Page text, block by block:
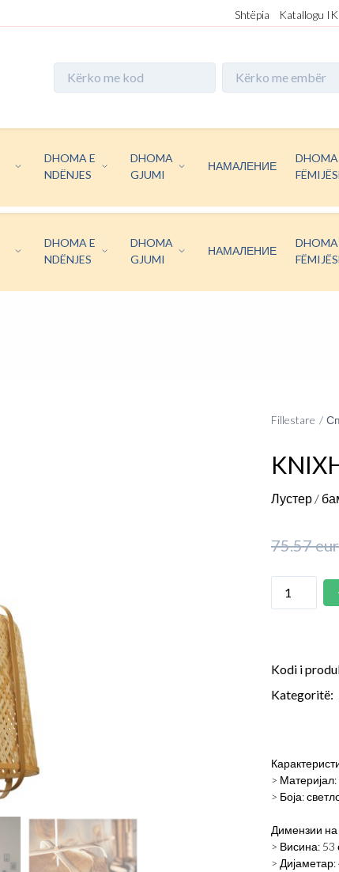
Shtëpia Katallogu
DHOMA E
NDËNJES
DHOMA
GJUMI
НАМАЛЕНИЕ
DHOMA
DHOMA E
NDËNJES
DHOMA
GJUMI
НАМАЛЕНИЕ
DHOMA
Fillestare
Лустер /
75.57 eur
Kodi i
Kategoritë:
>
> Боја:
Димензии на
> Висина: 53
>